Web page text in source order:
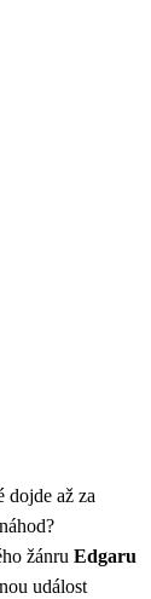
dojde až za
žánru Edgaru
událost